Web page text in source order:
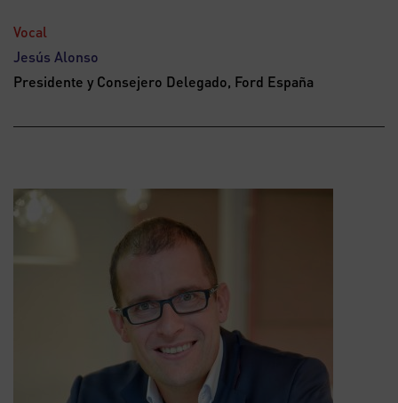
Vocal
Jesús Alonso
Presidente y Consejero Delegado, Ford España